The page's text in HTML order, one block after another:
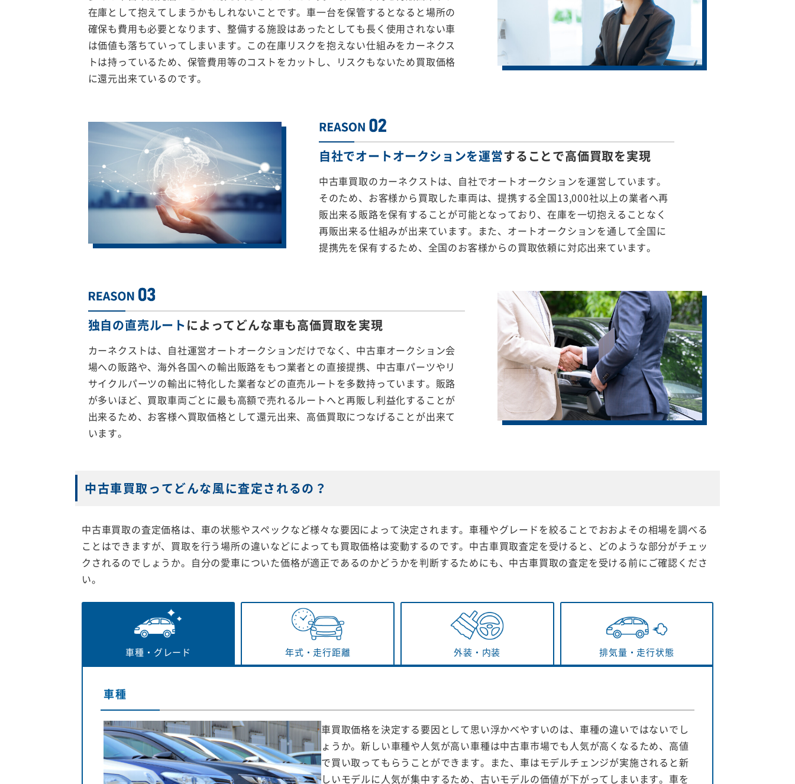
在庫として抱えてしまうかもしれないことです。車一台を保管するとなると場所の
確保も費用も必要となります、整備する施設はあったとしても長く使用されない車
は価値も落ちていってしまいます。この在庫リスクを抱えない仕組みをカーネクス
トは持っているため、保管費用等のコストをカットし、リスクもないため買取価格
に還元出来ているのです。
自社でオートオークションを運営することで高価買取を実現
中古車買取のカーネクストは、自社でオートオークションを運営しています。
そのため、お客様から買取した車両は、提携する全国13,000社以上の業者へ再
販出来る販路を保有することが可能となっており、在庫を一切抱えることなく
再販出来る仕組みが出来ています。また、オートオークションを通して全国に
提携先を保有するため、全国のお客様からの買取依頼に対応出来ています。
独自の直売ルートによってどんな車も高価買取を実現
カーネクストは、自社運営オートオークションだけでなく、中古車オークション会
場への販路や、海外各国への輸出販路をもつ業者との直接提携、中古車パーツやリ
サイクルパーツの輸出に特化した業者などの直売ルートを多数持っています。販路
が多いほど、買取車両ごとに最も高額で売れるルートへと再販し利益化することが
出来るため、お客様へ買取価格として還元出来、高価買取につなげることが出来て
います。
中古車買取ってどんな風に査定されるの？
中古車買取の査定価格は、車の状態やスペックなど様々な要因によって決定されます。車種やグレードを絞ることでおおよその相場を調べる
ことはできますが、買取を行う場所の違いなどによっても買取価格は変動するのです。中古車買取査定を受けると、どのような部分がチェッ
クされるのでしょうか。自分の愛車についた価格が適正であるのかどうかを判断するためにも、中古車買取の査定を受ける前にご確認くださ
い。
車種・ グレード 年式・ 走行距離 外装・ 内装 排気量・ 走行状態
車種
車買取価格を決定する要因として思い浮かべやすいのは、車種の違いではないでし
ょうか。新しい車種や人気が高い車種は中古車市場でも人気が高くなるため、高値
で買い取ってもらうことができます。また、車はモデルチェンジが実施されると新
しいモデルに人気が集中するため、古いモデルの価値が下がってしまいます。車を